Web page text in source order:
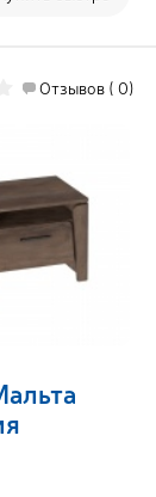
Отзывов ( 0)